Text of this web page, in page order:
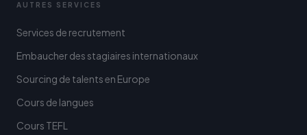
AUTRES SERVICES
Services de recrutement
Embaucher des stagiaires internationaux
Sourcing de talents en Europe
Cours de langues
Cours TEFL